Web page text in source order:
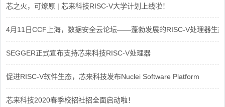
芯之火，可燎原 | 芯来科技RISC-V大学计划上线啦！
4月11日CCF上海，数据安全云论坛——蓬勃发展的RISC-V处理器生态
SEGGER正式宣布支持芯来科技RISC-V处理器
促进RISC-V软件生态，芯来科技发布Nuclei Software Platform
芯来科技2020春季校招社招全面启动啦！